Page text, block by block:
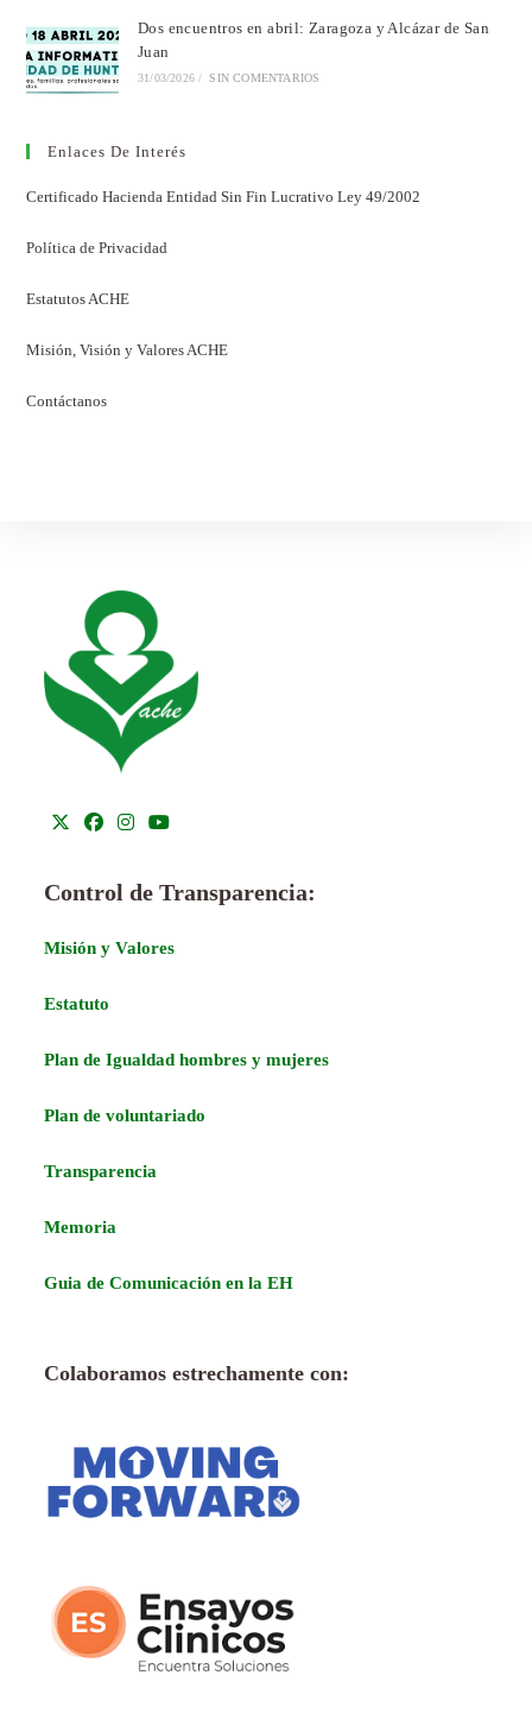
Dos encuentros en abril: Zaragoza y Alcázar de San
Juan
31/03/2026 / SIN COMENTARIOS
Enlaces De Interés
Certificado Hacienda Entidad Sin Fin Lucrativo Ley 49/2002
Política de Privacidad
Estatutos ACHE
Misión, Visión y Valores ACHE
Contáctanos
Control de Transparencia:
Misión y Valores
Estatuto
Plan de Igualdad hombres y mujeres
Plan de voluntariado
Transparencia
Memoria
Guia de Comunicación en la EH
Colaboramos estrechamente con: